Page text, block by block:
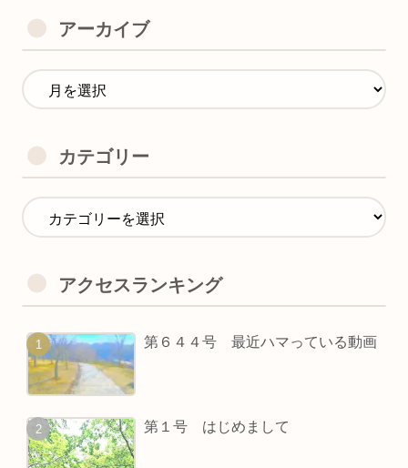
アーカイブ
カテゴリー
アクセスランキング
第６４４号 最近ハマっている動画
第１号 はじめまして